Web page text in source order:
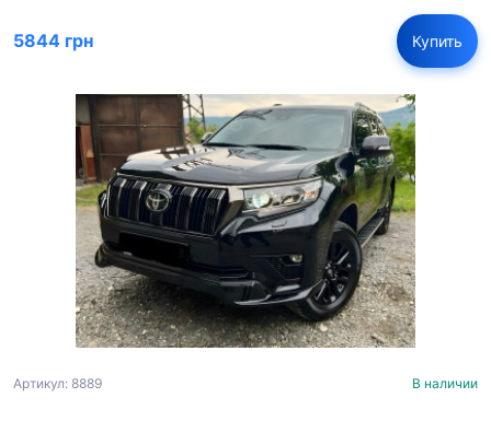
5844 грн Купить
Артикул: 8889 В наличии